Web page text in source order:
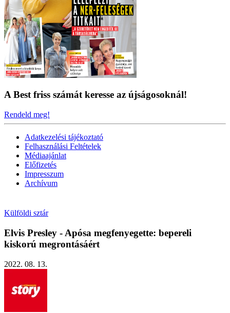
A Best friss számát keresse az újságosoknál!
Rendeld meg!
Adatkezelési tájékoztató
Felhasználási Feltételek
Médiaajánlat
Előfizetés
Impresszum
Archívum
Külföldi sztár
Elvis Presley - Apósa meg­fenyegette: bepereli
kiskorú megrontásáért
2022. 08. 13.